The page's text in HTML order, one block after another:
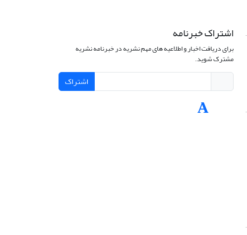
اشتراک خبرنامه
برای دریافت اخبار و اطلاعیه های مهم نشریه در خبرنامه نشریه
مشترک شوید.
اشتراک